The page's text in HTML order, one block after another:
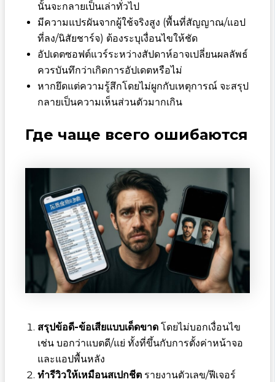
นั้นจะกลายเป็นเล่าทั่วไป
มีความแปรผันจากผู้ใช้จริงสูง (พื้นที่สัญญาณ/แอป
ที่ลง/นิสัยชาร์จ) ต้องระบุเงื่อนไขให้ชัด
อัปเดตซอฟต์แวร์ระหว่างสัปดาห์อาจเปลี่ยนผลลัพธ์
ควรบันทึกว่าเกิดการอัปเดตหรือไม่
หากยึดแต่ความรู้สึกโดยไม่ผูกกับเหตุการณ์ จะสรุป
กลายเป็นความเห็นส่วนตัวมากเกิน
Где чаще всего ошибаются
สรุปข้อดี-ข้อเสียแบบเด็ดขาดโดยไม่บอกเงื่อนไข
เช่น บอกว่าแบตดี/แย่ ทั้งที่ขึ้นกับการตั้งค่าหน้าจอ
และแอปพื้นหลัง
ทำรีวิวให้เหมือนสเปกชีตรายงานตัวเลข/ฟีเจอร์